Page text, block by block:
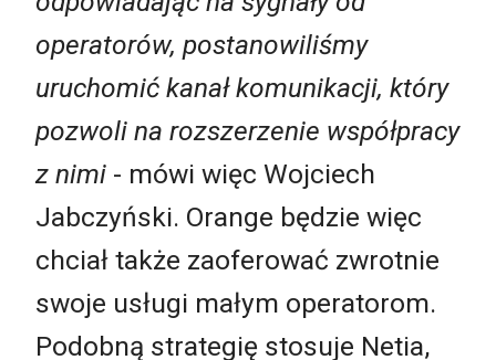
operatorów, postanowiliśmy
uruchomić kanał komunikacji, który
pozwoli na rozszerzenie współpracy
z nimi - mówi więc Wojciech
Jabczyński. Orange będzie więc
chciał także zaoferować zwrotnie
swoje usługi małym operatorom.
Podobną strategię stosuje Netia,